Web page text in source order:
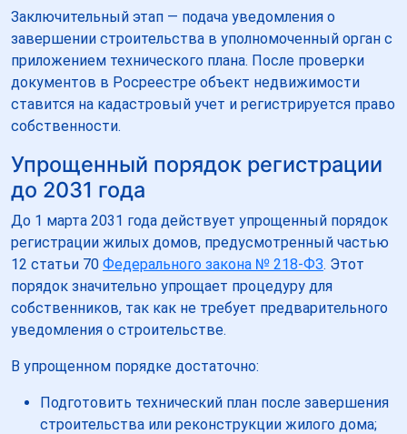
Заключительный этап — подача уведомления о
завершении строительства в уполномоченный орган с
приложением технического плана. После проверки
документов в Росреестре объект недвижимости
ставится на кадастровый учет и регистрируется право
собственности.
Упрощенный порядок регистрации
до 2031 года
До 1 марта 2031 года действует упрощенный порядок
регистрации жилых домов, предусмотренный частью
12 статьи 70 Федерального закона № 218-ФЗ. Этот
порядок значительно упрощает процедуру для
собственников, так как не требует предварительного
уведомления о строительстве.
В упрощенном порядке достаточно:
Подготовить технический план после завершения
строительства или реконструкции жилого дома;